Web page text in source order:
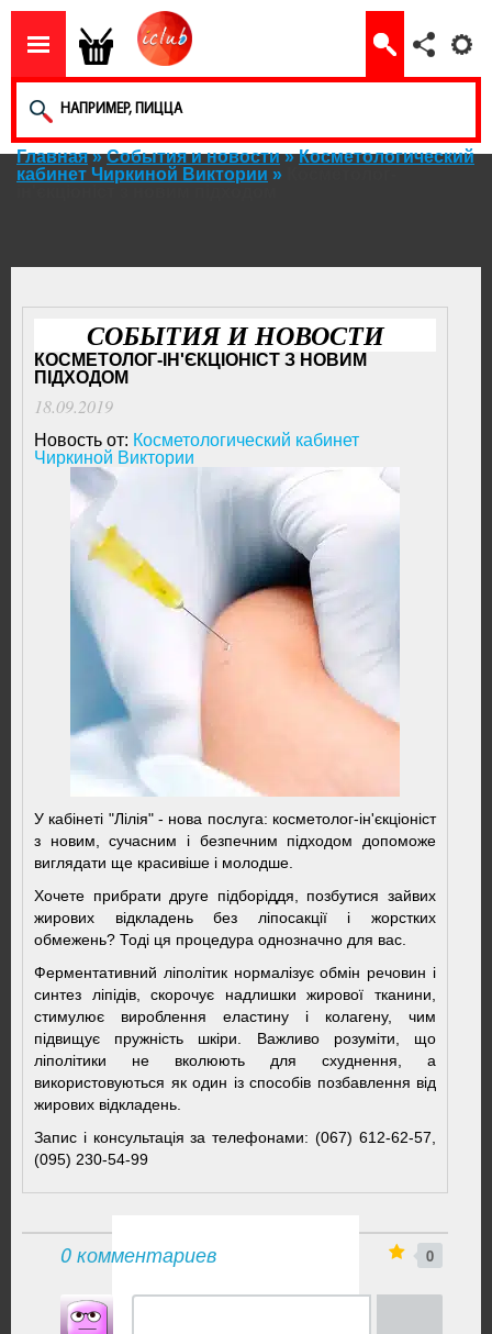
Главная »События и новости »Косметологический
кабинет Чиркиной Виктории »
СОБЫТИЯ И НОВОСТИ
КОСМЕТОЛОГ-ІН'ЄКЦІОНІСТ З НОВИМ
ПІДХОДОМ
18.09.2019
Новость от: Косметологический кабинет
Чиркиной Виктории
У кабінеті "Лілія" - нова послуга: косметолог-ін'єкціоніст
з новим, сучасним і безпечним підходом допоможе
виглядати ще красивіше і молодше.
Хочете прибрати друге підборіддя, позбутися зайвих
жирових відкладень без ліпосакції і жорстких
обмежень? Тоді ця процедура однозначно для вас.
Ферментативний ліполітик нормалізує обмін речовин і
синтез ліпідів, скорочує надлишки жирової тканини,
стимулює вироблення еластину і колагену, чим
підвищує пружність шкіри. Важливо розуміти, що
ліполітики не вколюють для схуднення, а
використовуються як один із способів позбавлення від
жирових відкладень.
Запис і консультація за телефонами: (067) 612-62-57,
(095) 230-54-99
0 комментариев 0